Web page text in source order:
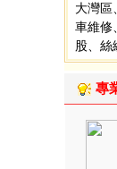
大灣區
車維修
股
絲
專